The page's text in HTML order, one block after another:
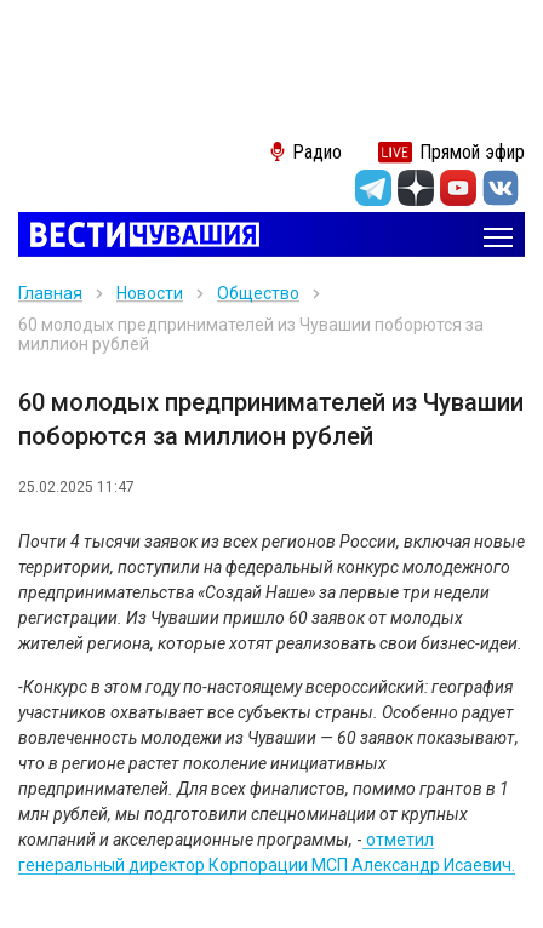
Радио Прямой эфир
Главная Новости
Общество
60 молодых предпринимателей из Чувашии поборются за
миллион рублей
60 молодых предпринимателей из Чувашии
поборются за миллион рублей
25.02.2025 11:47
Почти 4 тысячи заявок из всех регионов России, включая новые
территории, поступили на федеральный конкурс молодежного
предпринимательства «Создай Наше» за первые три недели
регистрации. Из Чувашии пришло 60 заявок от молодых
жителей региона, которые хотят реализовать свои бизнес-идеи.
-Конкурс в этом году по-настоящему всероссийский: география
участников охватывает все субъекты страны. Особенно радует
вовлеченность молодежи из Чувашии — 60 заявок показывают,
что в регионе растет поколение инициативных
предпринимателей. Для всех финалистов, помимо грантов в 1
млн рублей, мы подготовили спецноминации от крупных
компаний и акселерационные программы, - отметил
генеральный директор Корпорации МСП Александр Исаевич.